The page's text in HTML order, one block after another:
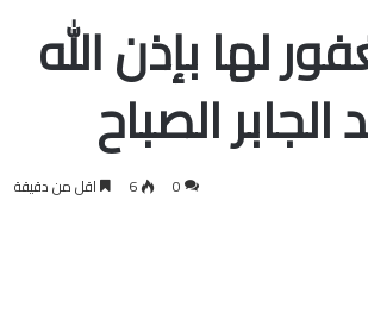
لها بإذن الله
الصباح
0
6 اقل من دقيقة